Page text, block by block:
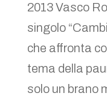
2013 Vasco
singolo
che affronta
tema della
solo un brano